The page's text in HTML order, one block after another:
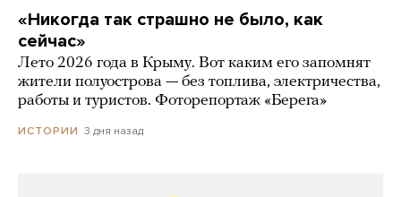
«Никогда так страшно не было, как
сейчас»
Лето 2026 года в Крыму. Вот каким его запомнят
жители полуострова — без топлива, электричества,
работы и туристов. Фоторепортаж «Берега»
ИСТОРИИ 3 дня назад